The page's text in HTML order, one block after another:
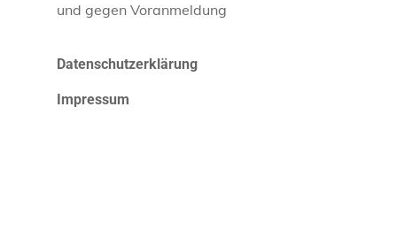
und gegen Voranmeldung
Datenschutzerklärung
Impressum